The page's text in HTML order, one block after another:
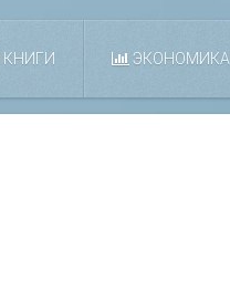
КНИГИ ЭКОНОМИКА